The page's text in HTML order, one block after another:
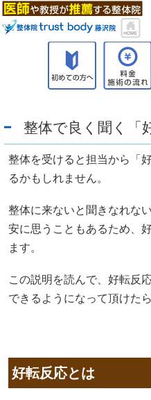
整体で良く聞く「
整体を受けると担当から「
るかもしれません。
整体に来ないと聞きなれな
安に思うこともあるため、
ます。
この説明を読んで、好転反
できるようになって頂けた
好転反応とは